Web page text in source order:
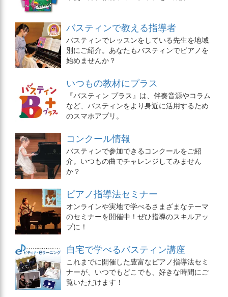
バスティンで教える指導者
バスティンでレッスンをしている先生を地域
別にご紹介。あなたもバスティンでピアノを
始めませんか？
いつもの教材にプラス
『バスティン プラス』は、伴奏音源やコラム
など、バスティンをより身近に活用するため
のスマホアプリ。
コンクール情報
バスティンで参加できるコンクールをご紹
介。いつもの曲でチャレンジしてみません
か？
ピアノ指導法セミナー
オンラインや実地で学べるさまざまなテーマ
のセミナーを開催中！ぜひ指導のスキルアッ
プに！
自宅で学べるバスティン講座
これまでに開催した豊富なピアノ指導法セミ
ナーが、いつでもどこでも、好きな時間にご
覧いただけます！